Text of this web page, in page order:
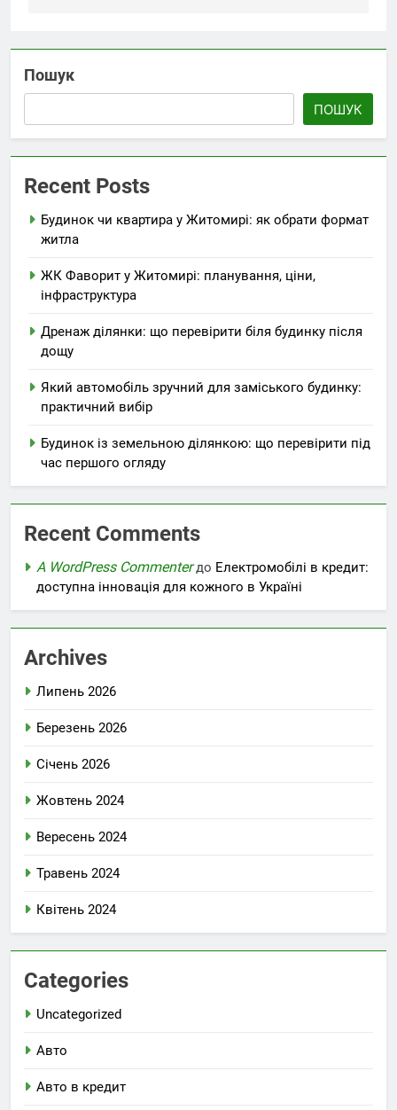
Пошук
ПОШУК
Recent Posts
Будинок чи квартира у Житомирі: як обрати формат
житла
ЖК Фаворит у Житомирі: планування, ціни,
інфраструктура
Дренаж ділянки: що перевірити біля будинку після
дощу
Який автомобіль зручний для заміського будинку:
практичний вибір
Будинок із земельною ділянкою: що перевірити під
час першого огляду
Recent Comments
A WordPress Commenterдо Електромобілі в кредит:
доступна інновація для кожного в Україні
Archives
Липень 2026
Березень 2026
Січень 2026
Жовтень 2024
Вересень 2024
Травень 2024
Квітень 2024
Categories
Uncategorized
Авто
Авто в кредит